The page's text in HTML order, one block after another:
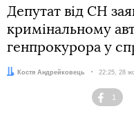
Депутат від СН
кримінальному
генпрокурора у
Автор:Костя Андрейковець Дата:
22:25, 28
1